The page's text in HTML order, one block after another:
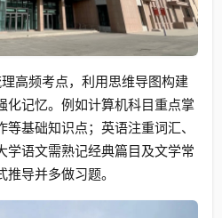
高频考点，利用思维导图构建
化记忆。例如计算机科目重点掌
基础知识点；英语注重词汇、
学语文需熟记经典篇目及文学常
导并多做习题。